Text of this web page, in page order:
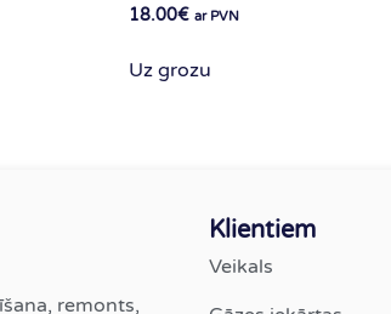
18.00€ ar PVN
Uz grozu
remonts,
Klientiem
Veikals